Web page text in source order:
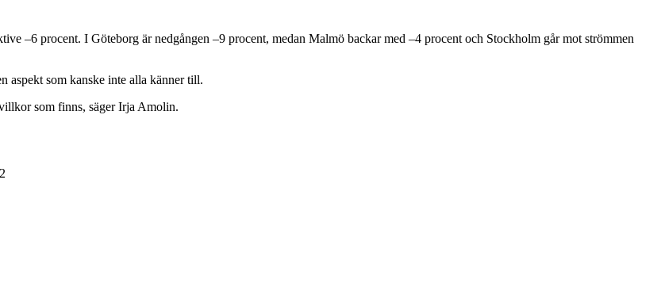
–6 procent. I Göteborg är nedgången –9 procent, medan Malmö backar med –4 procent och Stockholm går mot strömmen
aspekt som kanske inte alla känner till.
som finns, säger Irja Amolin.